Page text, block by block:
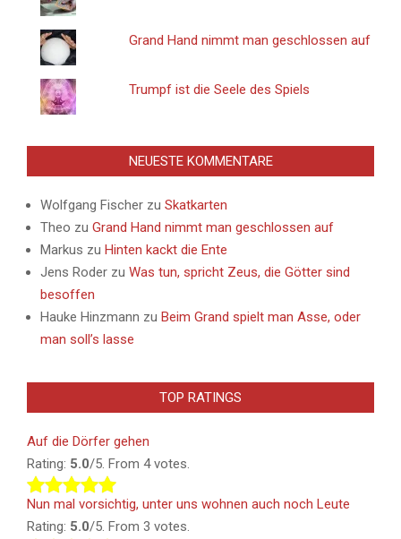
Grand Hand nimmt man geschlossen auf
Trumpf ist die Seele des Spiels
NEUESTE KOMMENTARE
Wolfgang Fischer zu Skatkarten
Theo zu Grand Hand nimmt man geschlossen auf
Markus zu Hinten kackt die Ente
Jens Roder zu Was tun, spricht Zeus, die Götter sind
besoffen
Hauke Hinzmann zu Beim Grand spielt man Asse, oder
man soll’s lasse
TOP RATINGS
Auf die Dörfer gehen
Rating: 5.0/5. From 4 votes.
Nun mal vorsichtig, unter uns wohnen auch noch Leute
Rating: 5.0/5. From 3 votes.